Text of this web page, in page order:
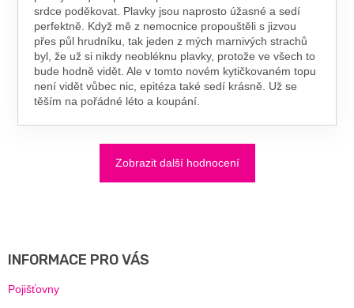
srdce poděkovat. Plavky jsou naprosto úžasné a sedí
perfektně. Když mě z nemocnice propouštěli s jizvou
přes půl hrudníku, tak jeden z mých marnivých strachů
byl, že už si nikdy neobléknu plavky, protože ve všech to
bude hodně vidět. Ale v tomto novém kytičkovaném topu
není vidět vůbec nic, epitéza také sedí krásně. Už se
těším na pořádné léto a koupání.
Zobrazit další hodnocení
INFORMACE PRO VÁS
Pojišťovny